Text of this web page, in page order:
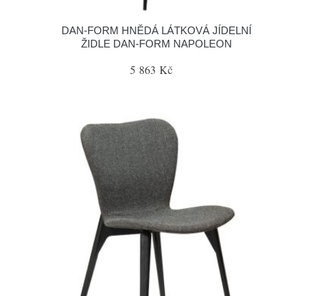
​​​​​DAN-FORM HNĚDÁ LÁTKOVÁ JÍDELNÍ
ŽIDLE DAN-FORM NAPOLEON
5 863 Kč